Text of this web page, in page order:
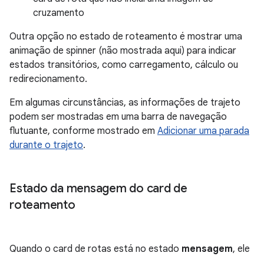
cruzamento
Outra opção no estado de roteamento é mostrar uma
animação de spinner (não mostrada aqui) para indicar
estados transitórios, como carregamento, cálculo ou
redirecionamento.
Em algumas circunstâncias, as informações de trajeto
podem ser mostradas em uma barra de navegação
flutuante, conforme mostrado em Adicionar uma parada
durante o trajeto.
Estado da mensagem do card de
roteamento
Quando o card de rotas está no estado mensagem, ele